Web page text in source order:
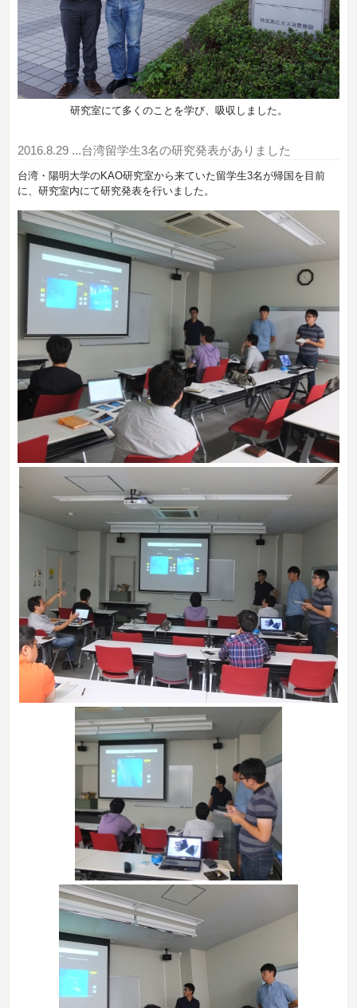
研究室にて多くのことを学び、吸収しました。
2016.8.29 ...台湾留学生3名の研究発表がありました
台湾・陽明大学のKAO研究室から来ていた留学生3名が帰国を目前
に、研究室内にて研究発表を行いました。